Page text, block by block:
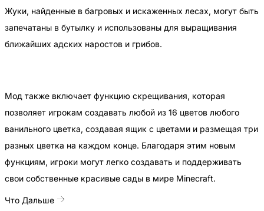
Жуки, найденные в багровых и искаженных лесах, могут быть
запечатаны в бутылку и использованы для выращивания
ближайших адских наростов и грибов.
Мод также включает функцию скрещивания, которая
позволяет игрокам создавать любой из 16 цветов любого
ванильного цветка, создавая ящик с цветами и размещая три
разных цветка на каждом конце. Благодаря этим новым
функциям, игроки могут легко создавать и поддерживать
свои собственные красивые сады в мире Minecraft.
Что Дальше